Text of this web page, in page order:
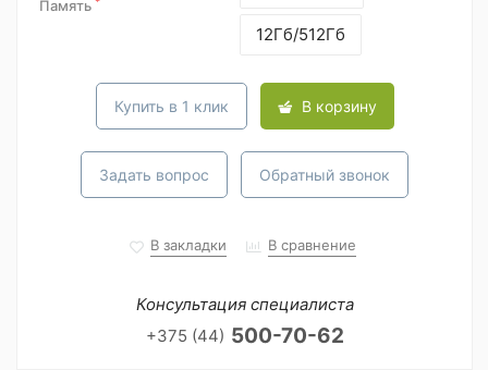
Память
12Гб/512Гб
Купить в 1 клик В корзину
Задать вопрос Обратный звонок
В закладки В сравнение
Консультация специалиста
+375 (44) 500-70-62